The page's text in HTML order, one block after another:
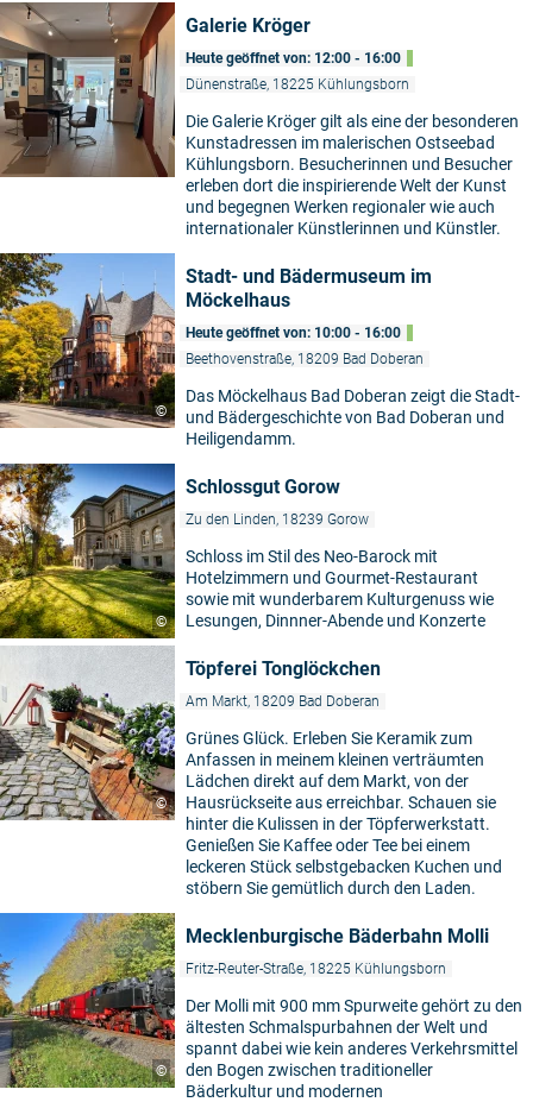
Galerie Kröger
Heute geöffnet von: 12:00 - 16:00
Dünenstraße, 18225 Kühlungsborn
Die Galerie Kröger gilt als eine der besonderen
Kunstadressen im malerischen Ostseebad
Kühlungsborn. Besucherinnen und Besucher
erleben dort die inspirierende Welt der Kunst
und begegnen Werken regionaler wie auch
internationaler Künstlerinnen und Künstler.
©
Stadt- und Bädermuseum im
Möckelhaus
Heute geöffnet von: 10:00 - 16:00
Beethovenstraße, 18209 Bad Doberan
Das Möckelhaus Bad Doberan zeigt die Stadt-
und Bädergeschichte von Bad Doberan und
Heiligendamm.
©
Schlossgut Gorow
Zu den Linden, 18239 Gorow
Schloss im Stil des Neo-Barock mit
Hotelzimmern und Gourmet-Restaurant
sowie mit wunderbarem Kulturgenuss wie
Lesungen, Dinnner-Abende und Konzerte
©
Töpferei Tonglöckchen
Am Markt, 18209 Bad Doberan
Grünes Glück. Erleben Sie Keramik zum
Anfassen in meinem kleinen verträumten
Lädchen direkt auf dem Markt, von der
Hausrückseite aus erreichbar. Schauen sie
hinter die Kulissen in der Töpferwerkstatt.
Genießen Sie Kaffee oder Tee bei einem
leckeren Stück selbstgebacken Kuchen und
stöbern Sie gemütlich durch den Laden.
©
Mecklenburgische Bäderbahn Molli
Fritz-Reuter-Straße, 18225 Kühlungsborn
Der Molli mit 900 mm Spurweite gehört zu den
ältesten Schmalspurbahnen der Welt und
spannt dabei wie kein anderes Verkehrsmittel
den Bogen zwischen traditioneller
Bäderkultur und modernen